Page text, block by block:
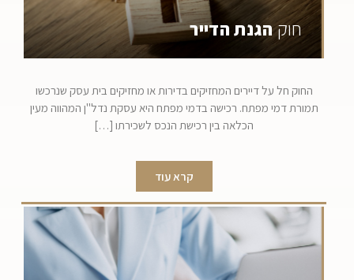
חוקהגנת הדייר
החוק חל על דיירים המחזיקים בדירות או מחזיקים בית עסק שנרכשו
תמורת דמי מפתח. רכישה בדמי מפתח היא עסקת נדל"ן המהווה מעין
הכלאה בין רכישת הנכס לשכירתו […]
קרא עוד